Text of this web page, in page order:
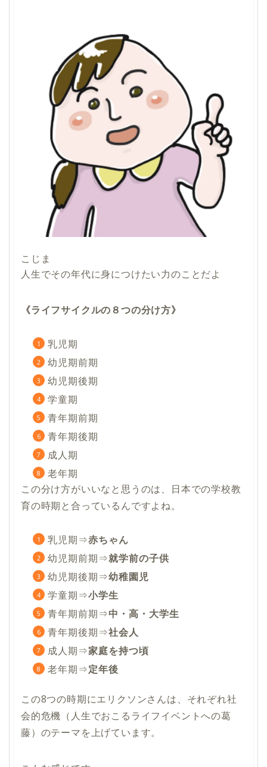
こじま
人生でその年代に身につけたい力のことだよ
《ライフサイクルの８つの分け方》
乳児期
幼児期前期
幼児期後期
学童期
青年期前期
青年期後期
成人期
老年期
この分け方がいいなと思うのは、日本での学校教
育の時期と合っているんですよね。
乳児期⇒赤ちゃん
幼児期前期⇒就学前の子供
幼児期後期⇒幼稚園児
学童期⇒小学生
青年期前期⇒中・高・大学生
青年期後期⇒社会人
成人期⇒家庭を持つ頃
老年期⇒定年後
この8つの時期にエリクソンさんは、それぞれ社
会的危機（人生でおこるライフイベントへの葛
藤）のテーマを上げています。